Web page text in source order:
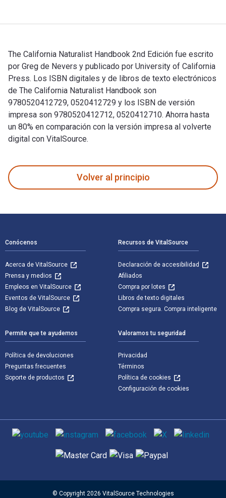
The California Naturalist Handbook 2nd Edición fue escrito
por Greg de Nevers y publicado por University of California
Press. Los ISBN digitales y de libros de texto electrónicos
de The California Naturalist Handbook son
9780520412729, 0520412729 y los ISBN de versión
impresa son 9780520412712, 0520412710. Ahorra hasta
un 80% en comparación con la versión impresa al volverte
digital con VitalSource.
Volver al principio
Conócenos
Acerca de VitalSource
Prensa y medios
Empleos en VitalSource
Eventos de VitalSource
Blog de VitalSource
Recursos de VitalSource
Declaración de accesibilidad
Afiliados
Compra por lotes
Libros de texto digitales
Compra segura. Compra inteligente
Permite que te ayudemos
Política de devoluciones
Preguntas frecuentes
Soporte de productos
Valoramos tu seguridad
Privacidad
Términos
Política de cookies
Configuración de cookies
Medios de comunicación social
Métodos de pago admitidos
© Copyright 2026 VitalSource Technologies